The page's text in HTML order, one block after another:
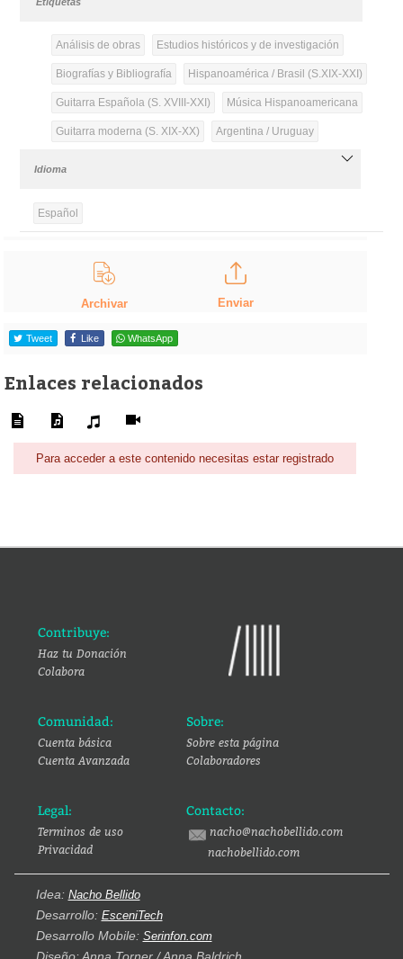
Análisis de obras Estudios históricos y de investigación
Biografías y Bibliografía Hispanoamérica / Brasil (S.XIX-XXI)
Guitarra Española (S. XVIII-XXI) Música Hispanoamericana
Guitarra moderna (S. XIX-XX) Argentina / Uruguay
Idioma
Español
Archivar Enviar
Tweet Like WhatsApp
Enlaces relacionados
Para acceder a este contenido necesitas estar registrado
Contribuye:
Haz tu Donación
Colabora
Comunidad:
Cuenta básica
Cuenta Avanzada
Sobre:
Sobre esta página
Colaboradores
Legal:
Terminos de uso
Privacidad
Contacto:
nacho@nachobellido.com
nachobellido.com
Idea: Nacho Bellido
Desarrollo: EsceniTech
Desarrollo Mobile: Serinfon.com
Diseño: Anna Torner / Anna Baldrich